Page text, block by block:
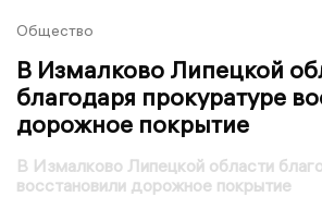
Общество
В Измалково Липецкой
благодаря прокуратуре
дорожное покрытие
В Измалково Липецкой области
восстановили дорожное покрытие